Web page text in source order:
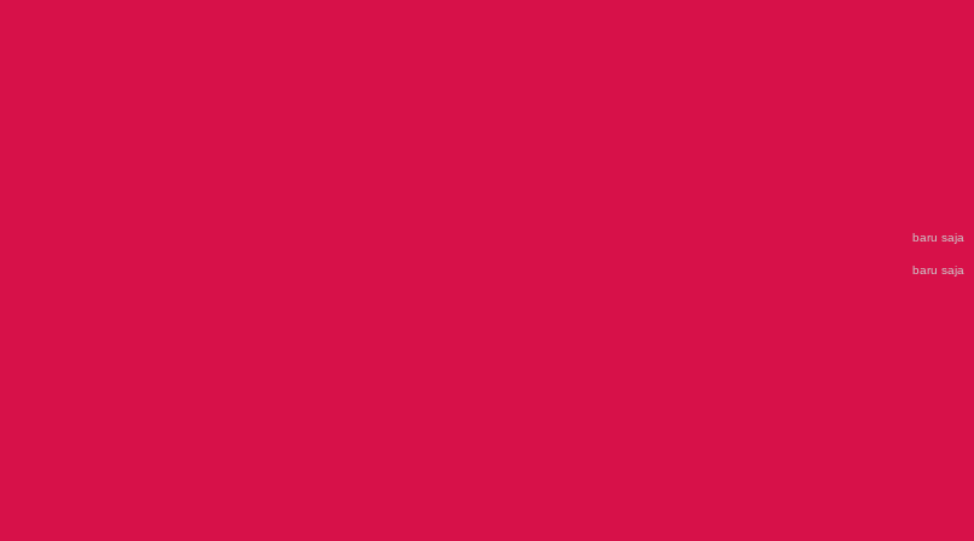
baru saja
baru saja